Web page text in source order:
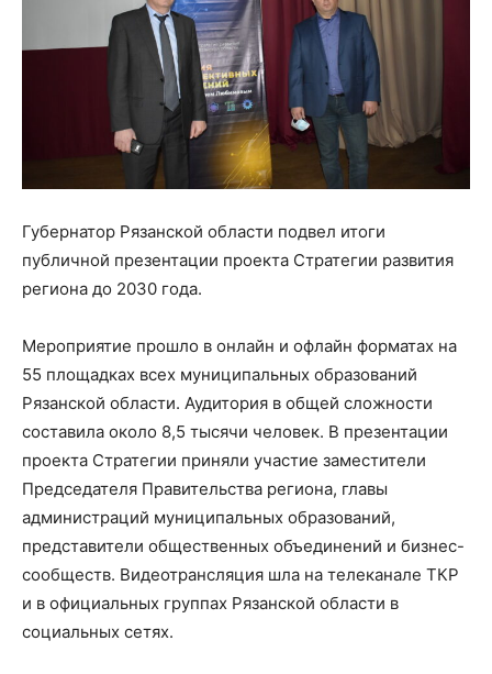
Губернатор Рязанской области подвел итоги
публичной презентации проекта Стратегии развития
региона до 2030 года.
Мероприятие прошло в онлайн и офлайн форматах на
55 площадках всех муниципальных образований
Рязанской области. Аудитория в общей сложности
составила около 8,5 тысячи человек. В презентации
проекта Стратегии приняли участие заместители
Председателя Правительства региона, главы
администраций муниципальных образований,
представители общественных объединений и бизнес-
сообществ. Видеотрансляция шла на телеканале ТКР
и в официальных группах Рязанской области в
социальных сетях.